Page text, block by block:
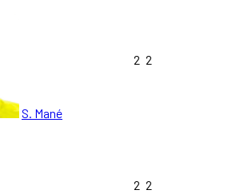
S. Mané
2 2
2 2